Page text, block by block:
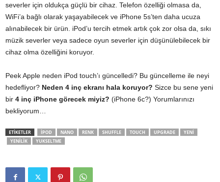
severler için oldukça güçlü bir cihaz. Telefon özelliği olmasa da,
WiFi’a bağlı olarak yaşayabilecek ve iPhone 5s’ten daha ucuza
alınabilecek bir ürün. iPod’u tercih etmek artık çok zor olsa da, sıkı
müzik severler veya sadece oyun severler için düşünülebilecek bir
cihaz olma özelliğini koruyor.
Peek Apple neden iPod touch’ı güncelledi? Bu güncelleme ile neyi
hedefliyor? Neden 4 inç ekranı hala koruyor? Sizce bu sene yeni
bir 4 inç iPhone görecek miyiz? (iPhone 6c?) Yorumlarınızı
bekliyorum…
ETİKETLER IPOD NANO RENK SHUFFLE TOUCH UPGRADE
YENI
YENILIK
YUKSELTME